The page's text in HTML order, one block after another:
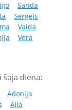
Sanda
Sergejs
Vaida
Vera
dienā:
Adonija
Aila